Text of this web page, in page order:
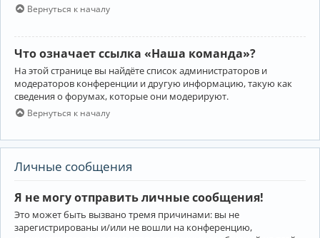
Вернуться к началу
Что означает ссылка «Наша команда»?
На этой странице вы найдёте список администраторов и
модераторов конференции и другую информацию, такую как
сведения о форумах, которые они модерируют.
Вернуться к началу
Личные сообщения
Я не могу отправить личные сообщения!
Это может быть вызвано тремя причинами: вы не
зарегистрированы и/или не вошли на конференцию,